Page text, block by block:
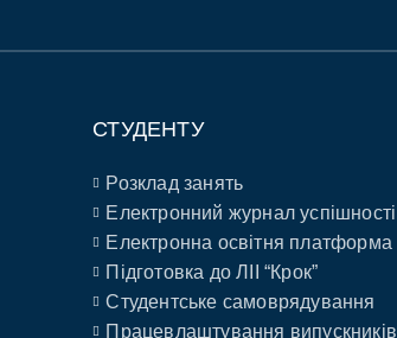
СТУДЕНТУ
Розклад занять
Електронний журнал успішності
Електронна освітня платформа
Підготовка до ЛІІ “Крок”
Студентське самоврядування
Працевлаштування випускників